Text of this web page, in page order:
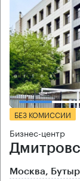
БЕЗ КОМИССИИ
Бизнес-центр
Москва,